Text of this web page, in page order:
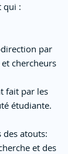
qui :
par
chercheurs
fait par les
étudiante.
des atouts:
et des